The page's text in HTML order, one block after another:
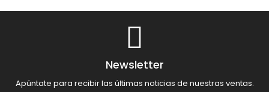
Newsletter
Apúntate para recibir las últimas noticias de nuestras ventas.